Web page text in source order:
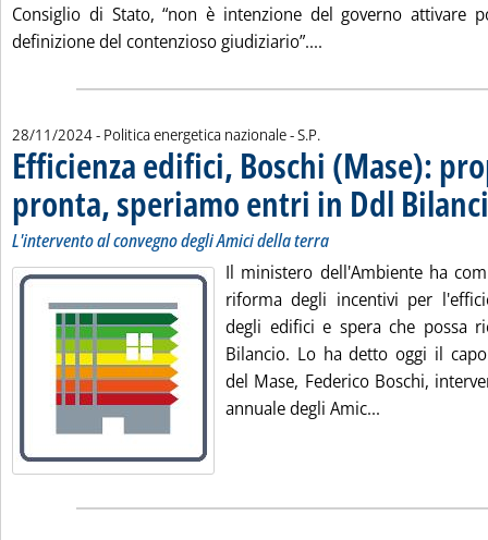
Consiglio di Stato, “non è intenzione del governo attivare
definizione del contenzioso giudiziario”....
28/11/2024- Politica energetica nazionale -di:
S.P.
Efficienza edifici, Boschi (Mase):
pronta, speriamo entri in Ddl
L'intervento al convegno degli Amici della terra
Il ministero dell'Ambiente ha
riforma degli incentivi per
degli edifici e spera che possa
Bilancio. Lo ha detto oggi il
del Mase, Federico Boschi,
annuale degli Amic...